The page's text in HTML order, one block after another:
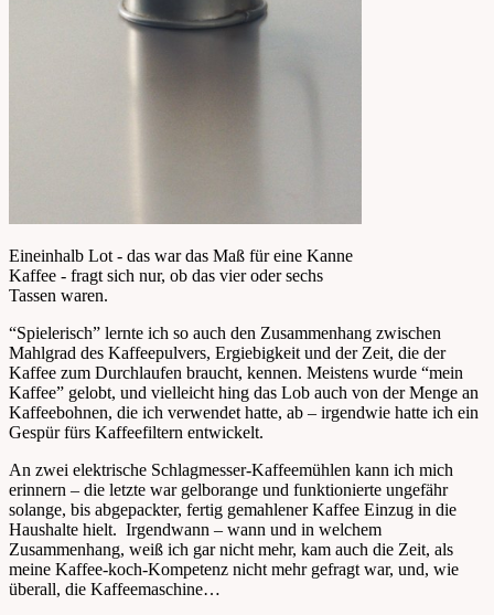
Eineinhalb Lot - das war das Maß für eine Kanne
Kaffee - fragt sich nur, ob das vier oder sechs
Tassen waren.
“Spielerisch” lernte ich so auch den Zusammenhang zwischen
Mahlgrad des Kaffeepulvers, Ergiebigkeit und der Zeit, die der
Kaffee zum Durchlaufen braucht, kennen. Meistens wurde “mein
Kaffee” gelobt, und vielleicht hing das Lob auch von der Menge an
Kaffeebohnen, die ich verwendet hatte, ab – irgendwie hatte ich ein
Gespür fürs Kaffeefiltern entwickelt.
An zwei elektrische Schlagmesser-Kaffeemühlen kann ich mich
erinnern – die letzte war gelborange und funktionierte ungefähr
solange, bis abgepackter, fertig gemahlener Kaffee Einzug in die
Haushalte hielt. Irgendwann – wann und in welchem
Zusammenhang, weiß ich gar nicht mehr, kam auch die Zeit, als
meine Kaffee-koch-Kompetenz nicht mehr gefragt war, und, wie
überall, die Kaffeemaschine…